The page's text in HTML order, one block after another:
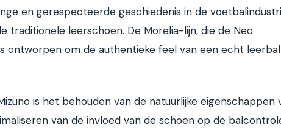
en gerespecteerde geschiedenis in de
traditionele leerschoen. De Morelia-lijn, die de Neo
ontworpen om de authentieke feel van een echt
is het behouden van de natuurlijke eigenschappen
van de invloed van de schoen op de